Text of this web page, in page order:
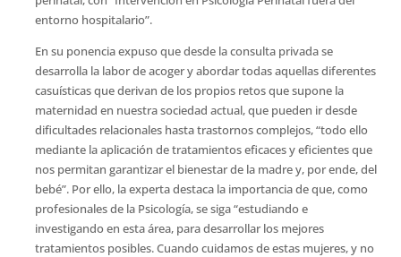
entorno hospitalario”.
En su ponencia expuso que desde la consulta privada se
desarrolla la labor de acoger y abordar todas aquellas diferentes
casuísticas que derivan de los propios retos que supone la
maternidad en nuestra sociedad actual, que pueden ir desde
dificultades relacionales hasta trastornos complejos, “todo ello
mediante la aplicación de tratamientos eficaces y eficientes que
nos permitan garantizar el bienestar de la madre y, por ende, del
bebé”. Por ello, la experta destaca la importancia de que, como
profesionales de la Psicología, se siga “estudiando e
investigando en esta área, para desarrollar los mejores
tratamientos posibles. Cuando cuidamos de estas mujeres, y no